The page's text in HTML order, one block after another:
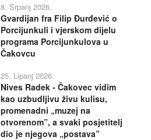
8. Srpanj 2026.
Gvardijan fra Filip Đurđević o
Porcijunkuli i vjerskom dijelu
programa Porcijunkulova u
Čakovcu
25. Lipanj 2026.
Nives Radek - Čakovec vidim
kao uzbudljivu živu kulisu,
promenadni „muzej na
otvorenom”, a svaki posjetitelj
dio je njegova „postava”